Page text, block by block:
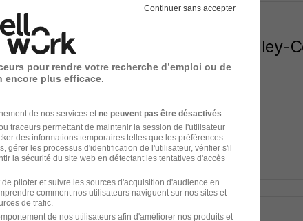
des Ouvrages du Canal Sud Heuilley-
Continuer sans accepter
pour rendre votre recherche d’emploi ou de
encore plus efficace.
de nos services etne peuvent pas être désactivés.
traceurspermettant de maintenir la session de l'utilisateur
des informations temporaires telles que les préférences
gérer les processus d'identification de l'utilisateur, vérifier s'il
la sécurité du site web en détectant les tentatives d'accès
piloter et suivre les sources d'acquisition d'audience en
comment nos utilisateurs naviguent sur nos sites et
de trafic.
de nos utilisateurs afin d'améliorer nos produits et